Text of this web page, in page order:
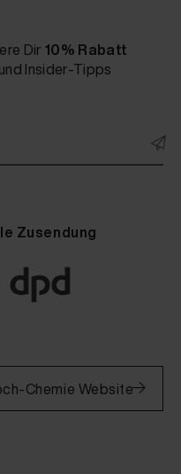
Dir 10% Rabatt
Insider-Tipps
Zusendung
Chemie Website